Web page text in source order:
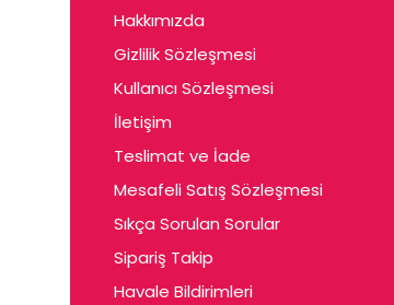
Hakkımızda
Gizlilik Sözleşmesi
Kullanıcı Sözleşmesi
İletişim
Teslimat ve İade
Mesafeli Satış Sözleşmesi
Sıkça Sorulan Sorular
Sipariş Takip
Havale Bildirimleri